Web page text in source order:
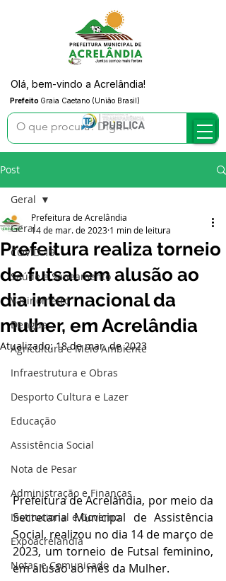
Prefeito Graia Caetano (União Brasil)
Olá, bem-vindo a Acrelândia!
Post
Geral
COVID-19
Saúde e Saneamento
Vacinômetro
Dengue
Agricultura e Meio Ambiente
Infraestrutura e Obras
Desporto Cultura e Lazer
Educação
Assistência Social
Nota de Pesar
Administração e Finanças
Institucional e Governo
Expoacrelandia
Notas e Comunicado
Geral
Prefeitura realiza torneio
de futsal em alusão ao
dia internacional da
mulher, em Acrelândia
Prefeitura de Acrelândia
14 de mar. de 2023 1 min de leitura
Atualizado:18 de mar. de 2023
Prefeitura de Acrelândia, por meio da
Secretaria Municipal de Assistência
Social, realizou no dia 14 de março de
2023, um torneio de Futsal feminino,
em alusão ao mês da Mulher.